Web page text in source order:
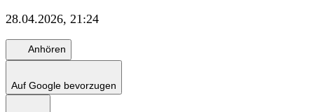
28.04.2026, 21:24
Anhören
Auf Google bevorzugen